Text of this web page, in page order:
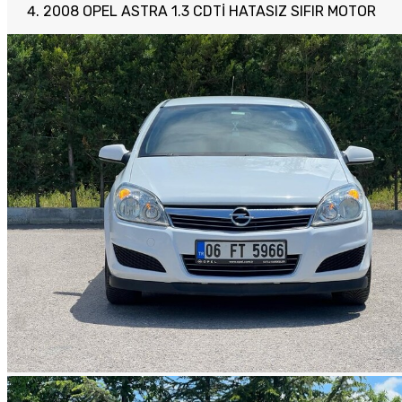
2008 OPEL ASTRA 1.3 CDTİ HATASIZ SIFIR MOTOR